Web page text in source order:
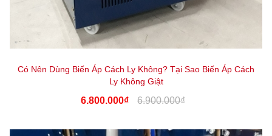
Có Nên Dùng Biến Áp Cách Ly Không? Tại Sao Biến Áp Cách
Ly Không Giật
6.800.000₫ 6.900.000₫